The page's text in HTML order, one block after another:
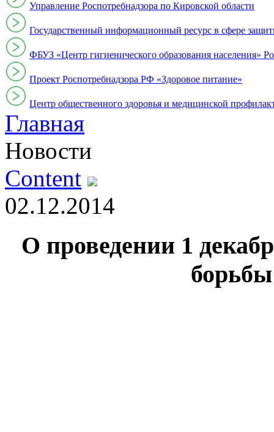
Управление Роспотребнадзора по Кировской области
Государственный информационный ресурс в сфере
ФБУЗ «Центр гигиенического образования населения»
Проект Роспотребнадзора РФ «Здоровое питание»
Центр общественного здоровья и медицинской
Главная
Новости
Content
02.12.2014
О проведении 1